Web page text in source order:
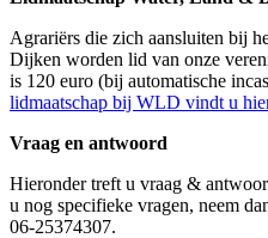
Agrariërs die zich aansluiten bij
Dijken worden lid van onze
is 120 euro (bij automatische
lidmaatschap bij WLD vindt u
Vraag en antwoord
Hieronder treft u vraag &
u nog specifieke vragen, neem
06-25374307.